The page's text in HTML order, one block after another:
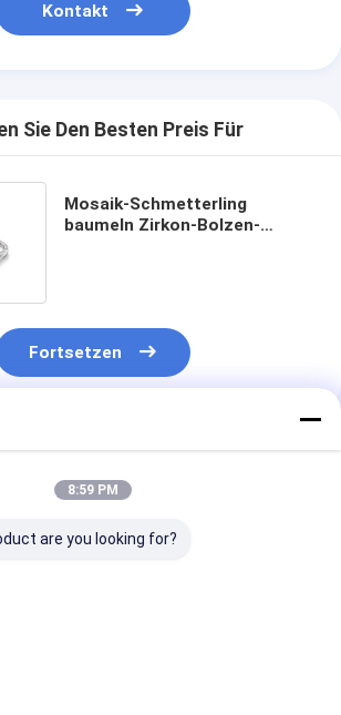
Kontakt
Sie Den Besten Preis Für
Mosaik-Schmetterling
baumeln Zirkon-Bolzen-
Fortsetzen
8:59 PM
are you looking for?